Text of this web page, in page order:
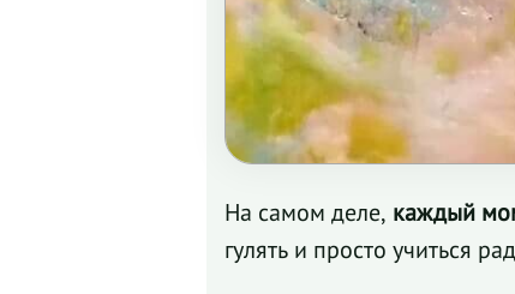
На самом деле, каждый
гулять и просто учиться